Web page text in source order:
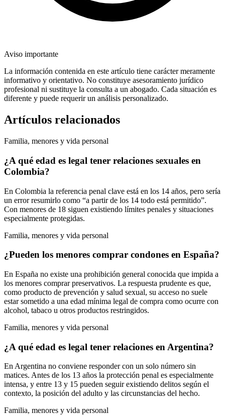
Aviso importante
La información contenida en este artículo tiene carácter meramente
informativo y orientativo. No constituye asesoramiento jurídico
profesional ni sustituye la consulta a un abogado. Cada situación es
diferente y puede requerir un análisis personalizado.
Artículos relacionados
Familia, menores y vida personal
¿A qué edad es legal tener relaciones sexuales en
Colombia?
En Colombia la referencia penal clave está en los 14 años, pero sería
un error resumirlo como “a partir de los 14 todo está permitido”.
Con menores de 18 siguen existiendo límites penales y situaciones
especialmente protegidas.
Familia, menores y vida personal
¿Pueden los menores comprar condones en España?
En España no existe una prohibición general conocida que impida a
los menores comprar preservativos. La respuesta prudente es que,
como producto de prevención y salud sexual, su acceso no suele
estar sometido a una edad mínima legal de compra como ocurre con
alcohol, tabaco u otros productos restringidos.
Familia, menores y vida personal
¿A qué edad es legal tener relaciones en Argentina?
En Argentina no conviene responder con un solo número sin
matices. Antes de los 13 años la protección penal es especialmente
intensa, y entre 13 y 15 pueden seguir existiendo delitos según el
contexto, la posición del adulto y las circunstancias del hecho.
Familia, menores y vida personal